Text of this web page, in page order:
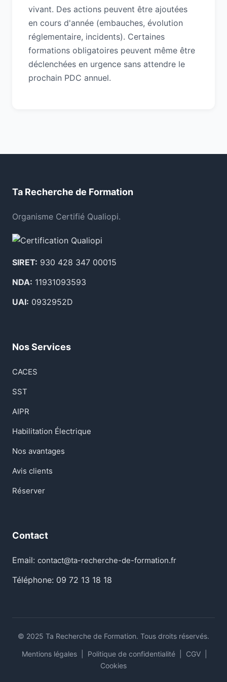
vivant. Des actions peuvent être ajoutées
en cours d'année (embauches, évolution
réglementaire, incidents). Certaines
formations obligatoires peuvent même être
déclenchées en urgence sans attendre le
prochain PDC annuel.
Ta Recherche de Formation
Organisme Certifié Qualiopi.
SIRET: 930 428 347 00015
NDA: 11931093593
UAI: 0932952D
Nos Services
CACES
SST
AIPR
Habilitation Électrique
Nos avantages
Avis clients
Réserver
Contact
Email: contact@ta-recherche-de-formation.fr
Téléphone: 09 72 13 18 18
© 2025 Ta Recherche de Formation. Tous droits réservés.
Mentions légales Politique de confidentialité CGV
Cookies